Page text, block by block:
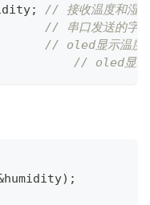
;
// 接收温度和湿
// 串口发送的字
// oled显示温度
// oled显示
humidity) ;